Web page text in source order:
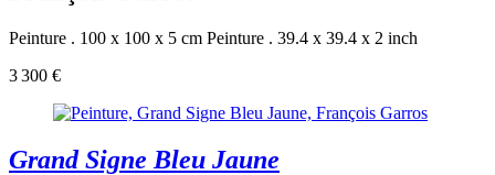
Peinture . 100 x 100 x 5 cm Peinture . 39.4 x 39.4 x 2 inch
3 300 €
Grand Signe Bleu Jaune